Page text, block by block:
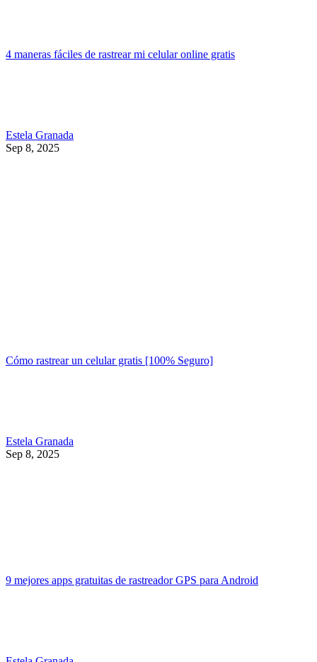
4 maneras fáciles de rastrear mi celular online gratis
Estela Granada
Sep 8, 2025
Cómo rastrear un celular gratis [100% Seguro]
Estela Granada
Sep 8, 2025
9 mejores apps gratuitas de rastreador GPS para Android